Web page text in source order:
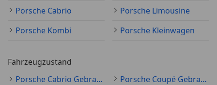
Porsche Cabrio
Porsche Limousine
Porsche Kombi
Porsche Kleinwagen
Fahrzeugzustand
Porsche Cabrio Gebraucht
Porsche Coupé Gebraucht